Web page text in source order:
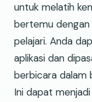
untuk melatih
bertemu dengan
pelajari. Anda
aplikasi dan
berbicara dalam
Ini dapat